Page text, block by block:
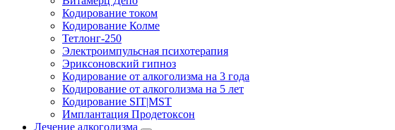
Кодирование током
Кодирование Колме
Тетлонг-250
Электроимпульсная психотерапия
Эриксоновский гипноз
Кодирование от алкоголизма на 3 года
Кодирование от алкоголизма на 5 лет
Кодирование SIT|MST
Имплантация Продетоксон
Лечение алкоголизма